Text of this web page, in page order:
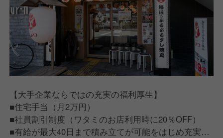
【店長になった後は】
実は多様なキャリアパスがあります。（例）本部の管
理部門やマーケティング・店舗開発等
【大手企業ならではの充実の福利厚生】
■住宅手当（月2万円）
■社員割引制度（ワタミのお店利用時に20％OFF）
■有給が最大40日まで積み立てが可能をはじめ充実の